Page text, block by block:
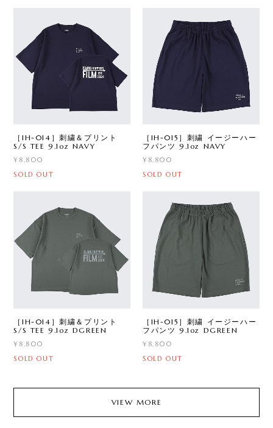
［IH-014］刺繍＆プリント
S/S TEE 9.1oz NAVY
¥8,800
SOLD OUT
［IH-015］刺繍 イージーハー
フパンツ 9.1oz NAVY
¥8,800
SOLD OUT
［IH-014］刺繍＆プリント
S/S TEE 9.1oz DGREEN
¥8,800
SOLD OUT
［IH-015］刺繍 イージーハー
フパンツ 9.1oz DGREEN
¥8,800
SOLD OUT
VIEW MORE